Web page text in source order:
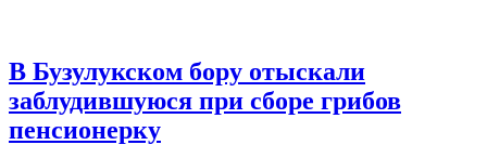
В Бузулукском бору отыскали
заблудившуюся при сборе грибов
пенсионерку